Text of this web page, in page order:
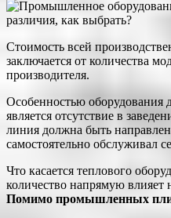
Стоимость всей
заключается от количества
производителя.
Особенностью оборудования
является отсутствие в
линия должна быть
самостоятельно обслуживал
Что касается теплового
количество напрямую
Помимо промышленных